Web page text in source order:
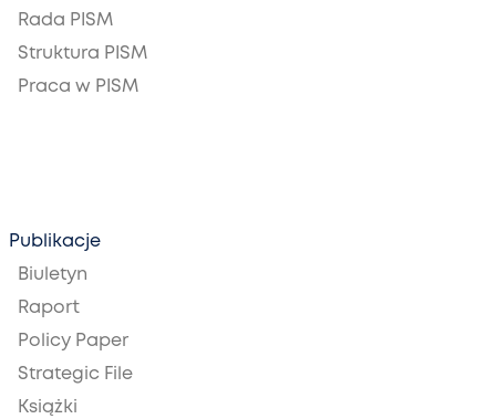
Rada PISM
Struktura PISM
Praca w PISM
Publikacje
Biuletyn
Raport
Policy Paper
Strategic File
Książki